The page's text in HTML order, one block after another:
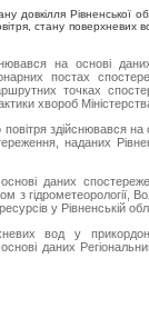
довкілля Рівненської
стану поверхневих
на основі
постах
точках
хвороб
здійснювався
наданих
даних
з гідрометеорології,
у Рівненській
вод у
даних